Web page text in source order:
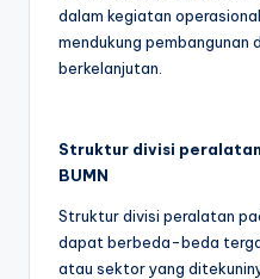
dalam kegiatan
mendukung pembangunan
berkelanjutan.
Struktur divisi
BUMN
Struktur divisi peralatan
dapat berbeda-beda
atau sektor yang